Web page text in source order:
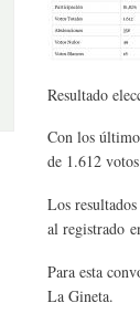
Resultado
Con los
de 1.612
Los
al registrado
Para esta
La Gineta.